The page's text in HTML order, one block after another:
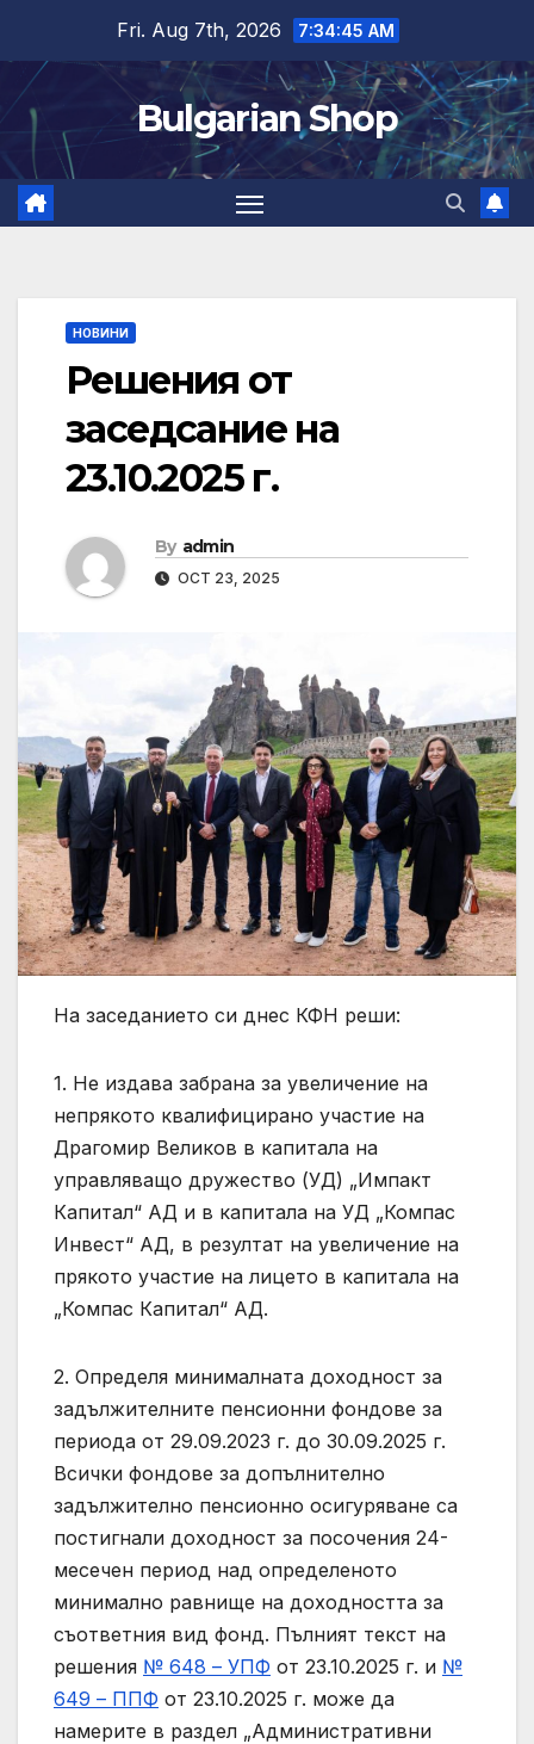
content
Fri. Aug 7th, 2026 7:34:46 AM
Bulgarian Shop
НОВИНИ
Решения от
заседсание на
23.10.2025 г.
By admin
OCT 23, 2025
На заседанието си днес КФН реши:
1. Не издава забрана за увеличение на
непрякото квалифицирано участие на
Драгомир Великов в капитала на
управляващо дружество (УД) „Импакт
Капитал“ АД и в капитала на УД „Компас
Инвест“ АД, в резултат на увеличение на
прякото участие на лицето в капитала на
„Компас Капитал“ АД.
2. Определя минималната доходност за
задължителните пенсионни фондове за
периода от 29.09.2023 г. до 30.09.2025 г.
Всички фондове за допълнително
задължително пенсионно осигуряване са
постигнали доходност за посочения 24-
месечен период над определеното
минимално равнище на доходността за
съответния вид фонд. Пълният текст на
решения № 648 – УПФ от 23.10.2025 г. и №
649 – ППФ от 23.10.2025 г. може да
намерите в раздел „Административни